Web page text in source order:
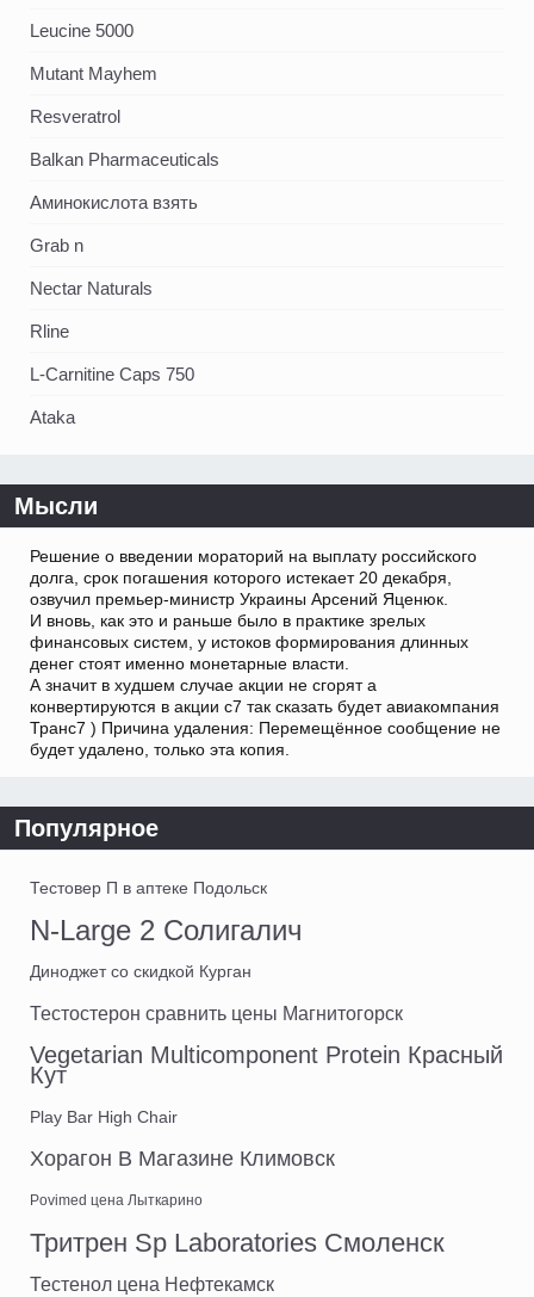
Leucine 5000
Mutant Mayhem
Resveratrol
Balkan Pharmaceuticals
Аминокислота взять
Grab n
Nectar Naturals
Rline
L-Carnitine Caps 750
Ataka
Мысли
Решение о введении мораторий на выплату российского
долга, срок погашения которого истекает 20 декабря,
озвучил премьер-министр Украины Арсений Яценюк.
И вновь, как это и раньше было в практике зрелых
финансовых систем, у истоков формирования длинных
денег стоят именно монетарные власти.
А значит в худшем случае акции не сгорят а
конвертируются в акции с7 так сказать будет авиакомпания
Транс7 ) Причина удаления: Перемещённое сообщение не
будет удалено, только эта копия.
Популярное
Тестовер П в аптеке Подольск
N-Large 2 Солигалич
Диноджет со скидкой Курган
Тестостерон сравнить цены Магнитогорск
Vegetarian Multicomponent Protein Красный
Кут
Play Bar High Chair
Хорагон В Магазине Климовск
Povimed цена Лыткарино
Тритрен Sp Laboratories Смоленск
Тестенол цена Нефтекамск